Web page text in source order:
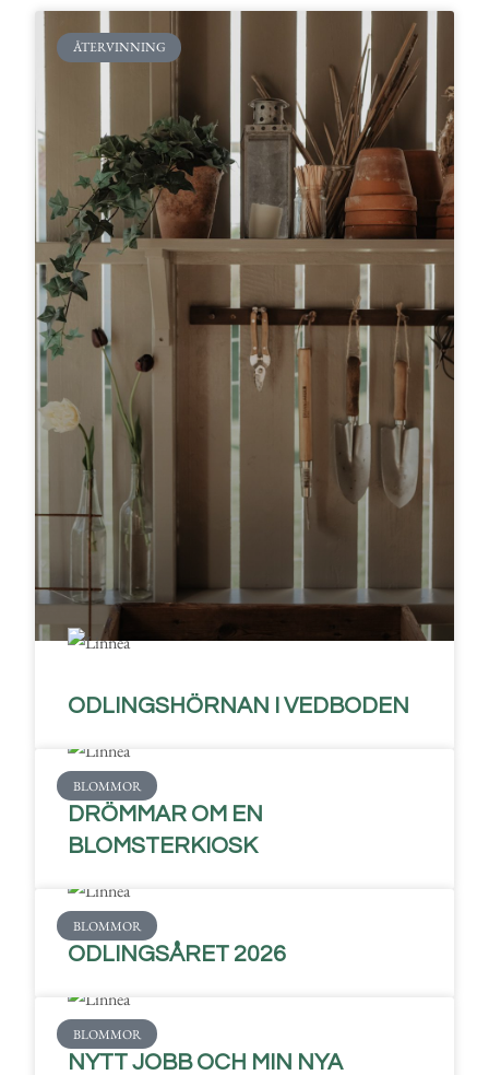
ÅTERVINNING
ODLINGSHÖRNAN I VEDBODEN
BLOMMOR
DRÖMMAR OM EN
BLOMSTERKIOSK
BLOMMOR
ODLINGSÅRET 2026
BLOMMOR
NYTT JOBB OCH MIN NYA